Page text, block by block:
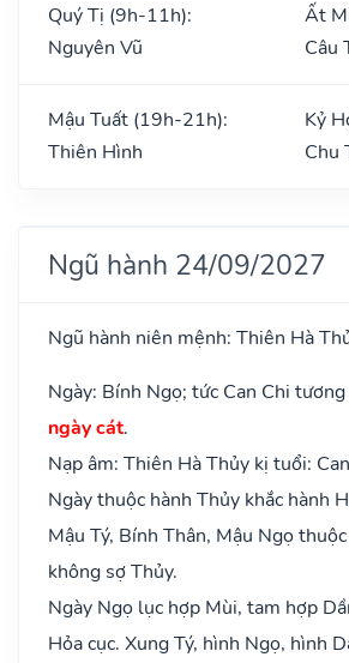
Quý Tị (9h-11h):
Nguyên Vũ
Ất
Câu
Mậu Tuất (19h-21h):
Thiên Hình
Kỷ
Chu
Ngũ hành 24/09/2027
Ngũ hành niên mệnh: Thiên Hà
Ngày: Bính Ngọ; tức Can Chi
ngày cát.
Nạp âm: Thiên Hà Thủy kị tuổi:
Ngày thuộc hành Thủy khắc hành
Mậu Tý, Bính Thân, Mậu Ngọ
không sợ Thủy.
Ngày Ngọ lục hợp Mùi, tam hợp
Hỏa cục. Xung Tý, hình Ngọ, hình